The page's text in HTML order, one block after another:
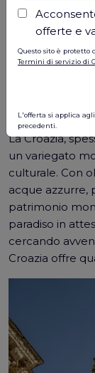
gioiello del
viaggiatori.
affascinanti
blog
dovrebbe
viaggio.
La Croazia,
un variegato
culturale. Con
acque azzurre,
patrimonio
paradiso in
cercando
Croazia offre
offerte e
Questo sito è protetto
Termini di servizio di
L'offerta si applica
precedenti.